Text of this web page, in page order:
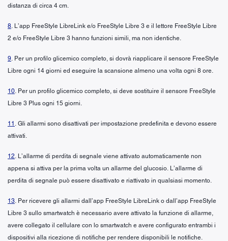
distanza di circa 4 cm.
8. L’app FreeStyle LibreLink e/o FreeStyle Libre 3 e il lettore FreeStyle Libre
2 e/o FreeStyle Libre 3 hanno funzioni simili, ma non identiche.
9. Per un profilo glicemico completo, si dovrà riapplicare il sensore FreeStyle
Libre ogni 14 giorni ed eseguire la scansione almeno una volta ogni 8 ore.
10. Per un profilo glicemico completo, si deve sostituire il sensore FreeStyle
Libre 3 Plus ogni 15 giorni.
11 . Gli allarmi sono disattivati per impostazione predefinita e devono essere
attivati.
12. L’allarme di perdita di segnale viene attivato automaticamente non
appena si attiva per la prima volta un allarme del glucosio. L’allarme di
perdita di segnale può essere disattivato e riattivato in qualsiasi momento.
13. Per ricevere gli allarmi dall’app FreeStyle LibreLink o dall’app FreeStyle
Libre 3 sullo smartwatch è necessario avere attivato la funzione di allarme,
avere collegato il cellulare con lo smartwatch e avere configurato entrambi i
dispositivi alla ricezione di notifiche per rendere disponibili le notifiche.